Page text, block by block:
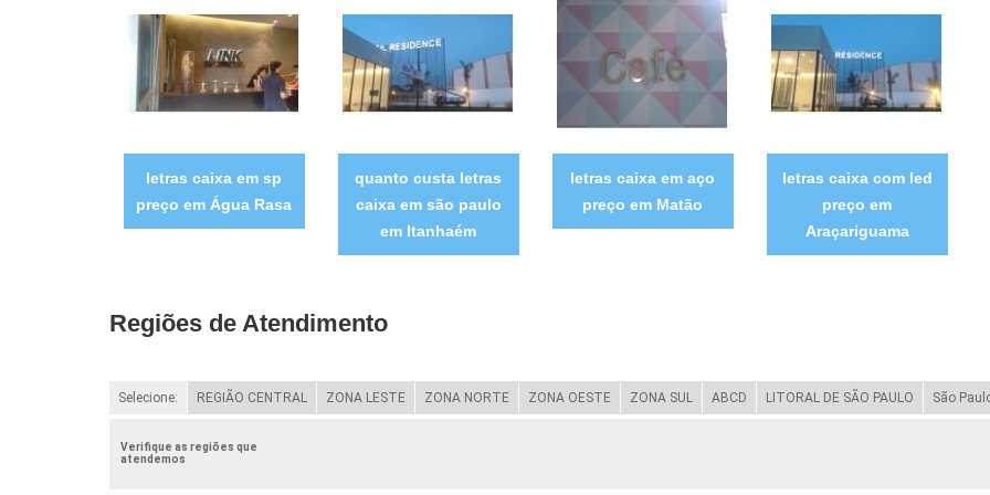
letras caixa em sp
preço em Água Rasa
quanto custa letras
caixa em são paulo
em Itanhaém
letras caixa em aço
preço em Matão
letras caixa com led
preço em
Araçariguama
Regiões de Atendimento
Selecione: REGIÃO CENTRAL ZONA LESTE ZONA NORTE ZONA OESTE ZONA SUL ABCD LITORAL DE SÃO PAULO São
Verifique as regiões que
atendemos